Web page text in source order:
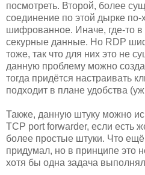
посмотреть. Второй, более
соединение по этой дырке
шифрованное. Иначе, где-то в
секурные данные. Но RDP
тоже, так что для них это не
данную проблему можно
тогда придётся настраивать
подходит в плане удобства
Также, данную штуку можно
TCP port forwarder, если есть
более простые штуки. Что
придумал, но в принципе это
хотя бы одна задача